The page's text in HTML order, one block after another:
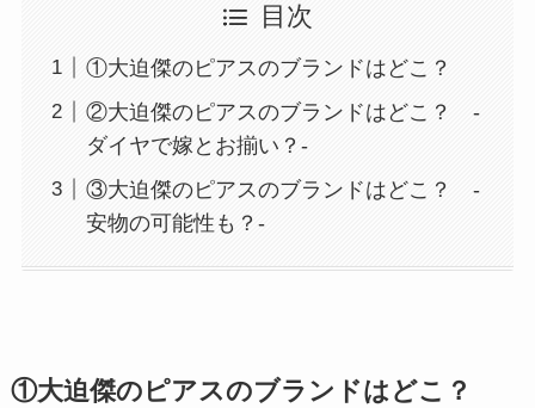
目次
①大迫傑のピアスのブランドはどこ？
②大迫傑のピアスのブランドはどこ？ -
ダイヤで嫁とお揃い？-
③大迫傑のピアスのブランドはどこ？ -
安物の可能性も？-
①大迫傑のピアスのブランドはどこ？